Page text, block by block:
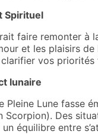
Spirituel
faire remonter à
et les plaisirs
vos priorités
lunaire
Pleine Lune fasse
Scorpion). Des
équilibre entre